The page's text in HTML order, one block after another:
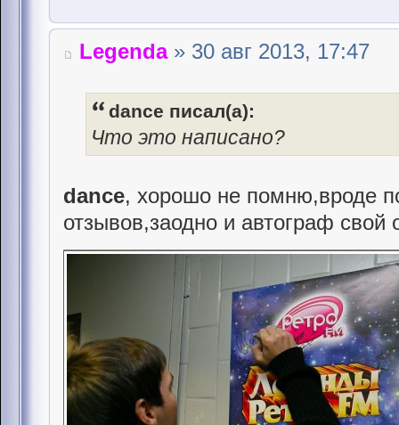
Legenda» 30 авг 2013, 17:47
dance писал(а):
Что это написано?
dance, хорошо не помню,вроде
отзывов,заодно и автограф свой